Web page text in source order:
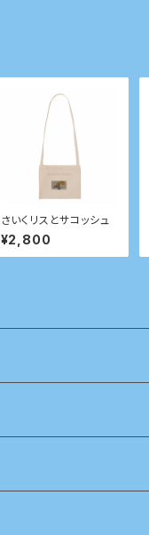
さいくリスとサコッシュ
¥2,800